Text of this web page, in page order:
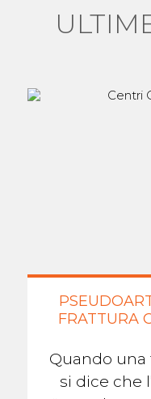
FRATTURA
Quando
si dice che